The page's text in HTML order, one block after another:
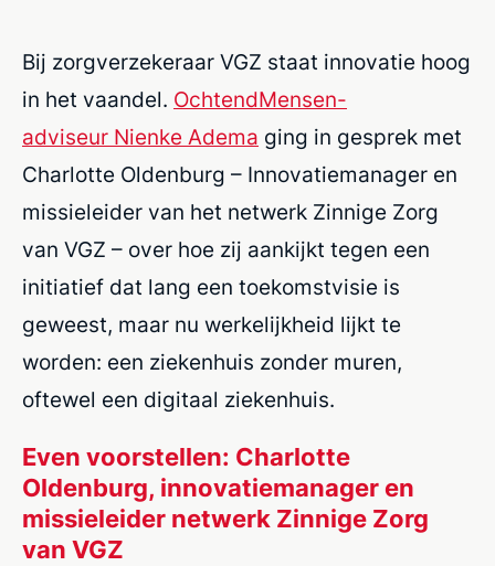
Bij zorgverzekeraar VGZ staat innovatie hoog
in het vaandel. OchtendMensen-
adviseur Nienke Adema ging in gesprek met
Charlotte Oldenburg – Innovatiemanager en
missieleider van het netwerk Zinnige Zorg
van VGZ – over hoe zij aankijkt tegen een
initiatief dat lang een toekomstvisie is
geweest, maar nu werkelijkheid lijkt te
worden: een ziekenhuis zonder muren,
oftewel een digitaal ziekenhuis.
Even voorstellen: Charlotte
Oldenburg, innovatiemanager en
missieleider netwerk Zinnige Zorg
van VGZ